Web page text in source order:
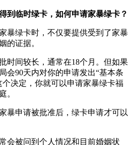
到临时绿卡，如何申请家暴绿卡？
暴绿卡时，不仅要提供受到了家暴
的证据。
时间较长，通常在18个月。但如果
会90天内对你的申请发出“基本条
决定，你就可以申请家暴绿卡福
。
暴申请被批准后，绿卡申请才可以
会被问到个人情况和目前婚姻状